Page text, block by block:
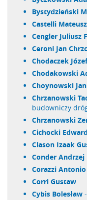
Bystydzieński
Castelli Mateusz
Cengler Juliusz
Ceroni Jan
Chodaczek Józef
Chodakowski
Choynowski Jan
Chrzanowski
budowniczy
Chrzanowski
Cichocki Edward
Clason Izaak
Conder Andrzej
Corazzi Antonio
Corri Gustaw
Cybis Bolesław